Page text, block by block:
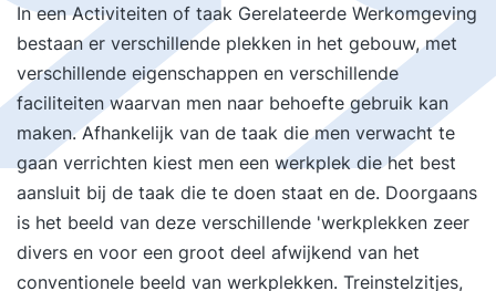
In een Activiteiten of taak Gerelateerde Werkomgeving
bestaan er verschillende plekken in het gebouw, met
verschillende eigenschappen en verschillende
faciliteiten waarvan men naar behoefte gebruik kan
maken. Afhankelijk van de taak die men verwacht te
gaan verrichten kiest men een werkplek die het best
aansluit bij de taak die te doen staat en de. Doorgaans
is het beeld van deze verschillende 'werkplekken zeer
divers en voor een groot deel afwijkend van het
conventionele beeld van werkplekken. Treinstelzitjes,